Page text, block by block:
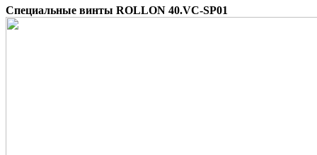
Специальные винты ROLLON 40.VC-SP01